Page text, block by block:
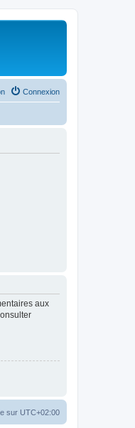
Connexion
aux
sur UTC+02:00